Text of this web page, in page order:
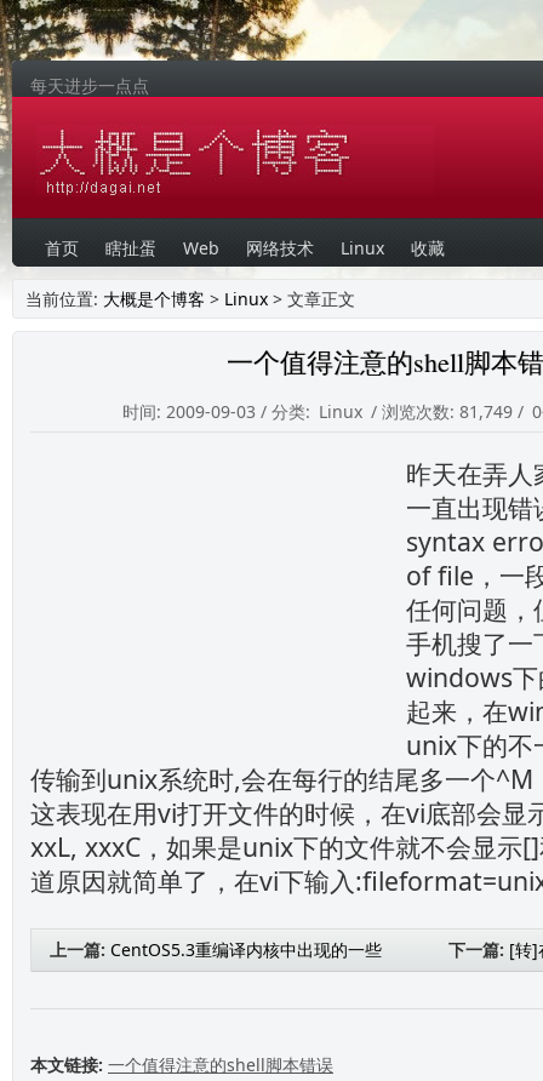
每天进步一点点
首页 瞎扯蛋 Web 网络技术 Linux 收藏
当前位置: 大概是个博客 > Linux > 文章正文
一个值得注意的shell脚本
时间: 2009-09-03 / 分类: Linux / 浏览次数: 81,749 /
昨天在弄
一直出现
syntax
of file，一
任何问题，
手机搜了一
windows下
起来，在
unix下的
传输到unix系统时,会在每行的结尾多一个^M
这表现在用vi打开文件的时候，在vi底部会显
xxL, xxxC，如果是unix下的文件就不会显示
道原因就简单了，在vi下输入
上一篇: CentOS5.3重编译内核中出现的一些
下一篇: [转]
本文链接: 一个值得注意的shell脚本错误